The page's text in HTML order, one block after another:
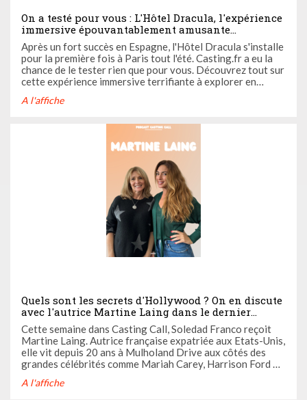
On a testé pour vous : L'Hôtel Dracula, l'expérience
immersive épouvantablement amusante
actuellement aux Galeries Montparnasse
Après un fort succès en Espagne, l'Hôtel Dracula s'installe
pour la première fois à Paris tout l'été. Casting.fr a eu la
chance de le tester rien que pour vous. Découvrez tout sur
cette expérience immersive terrifiante à explorer en
garantis !
A l'affiche
Quels sont les secrets d'Hollywood ? On en discute
avec l'autrice Martine Laing dans le dernier
épisode du podcast Casting Call
Cette semaine dans Casting Call, Soledad Franco reçoit
Martine Laing. Autrice française expatriée aux Etats-Unis,
elle vit depuis 20 ans à Mulholand Drive aux côtés des
grandes célébrités comme Mariah Carey, Harrison Ford ou
A l'affiche